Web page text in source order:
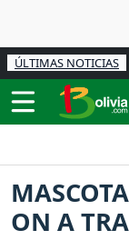
ÚLTIMAS NOTICIAS
ON A